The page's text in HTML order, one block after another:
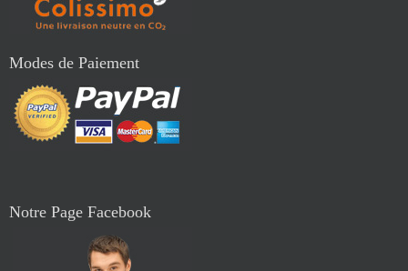
Modes de Paiement
Notre Page Facebook